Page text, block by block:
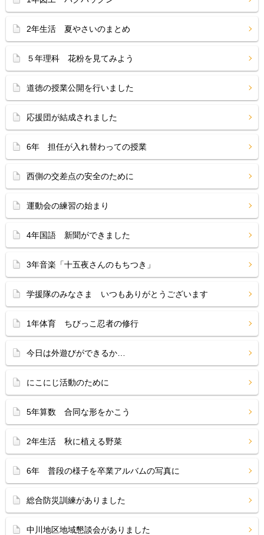
2年生活 夏やさいのまとめ
５年理科 花粉を見てみよう
道徳の授業公開を行いました
応援団が結成されました
6年 担任が入れ替わっての授業
西側の交差点の安全のために
運動会の練習の始まり
4年国語 新聞ができました
3年音楽「十五夜さんのもちつき」
学援隊のみなさま いつもありがとうございます
1年体育 ちびっこ忍者の修行
今日は外遊びができるか…
にこにじ活動のために
5年算数 合同な形をかこう
2年生活 秋に植える野菜
6年 普段の様子を卒業アルバムの写真に
総合防災訓練がありました
中川地区地域懇談会がありました